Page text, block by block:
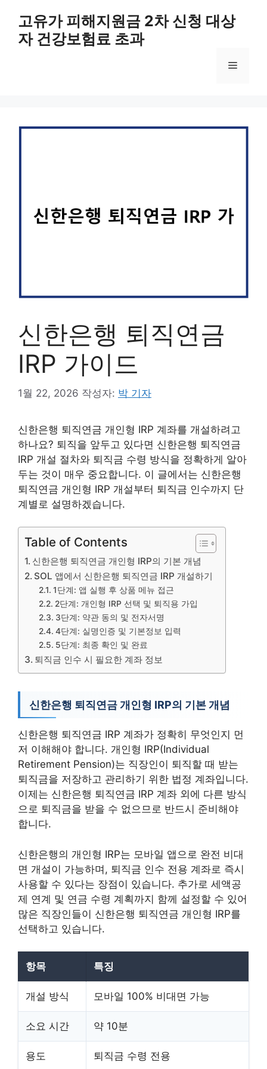
고유가 피해지원금 2차 신청 대상
자 건강보험료 초과
메
신한은행 퇴직연금
IRP 가이드
1월 22, 2026 작성자: 박 기자
신한은행 퇴직연금 개인형 IRP 계좌를 개설하려고
하나요? 퇴직을 앞두고 있다면 신한은행 퇴직연금
IRP 개설 절차와 퇴직금 수령 방식을 정확하게 알아
두는 것이 매우 중요합니다. 이 글에서는 신한은행
퇴직연금 개인형 IRP 개설부터 퇴직금 인수까지 단
계별로 설명하겠습니다.
Table of Contents
신한은행 퇴직연금 개인형 IRP의 기본 개념
SOL 앱에서 신한은행 퇴직연금 IRP 개설하기
1단계: 앱 실행 후 상품 메뉴 접근
2단계: 개인형 IRP 선택 및 퇴직용 가입
3단계: 약관 동의 및 전자서명
4단계: 실명인증 및 기본정보 입력
5단계: 최종 확인 및 완료
퇴직금 인수 시 필요한 계좌 정보
신한은행 퇴직연금 개인형 IRP의 기본 개념
신한은행 퇴직연금 IRP 계좌가 정확히 무엇인지 먼
저 이해해야 합니다. 개인형 IRP(Individual
Retirement Pension)는 직장인이 퇴직할 때 받는
퇴직금을 저장하고 관리하기 위한 법정 계좌입니다.
이제는 신한은행 퇴직연금 IRP 계좌 외에 다른 방식
으로 퇴직금을 받을 수 없으므로 반드시 준비해야
합니다.
신한은행의 개인형 IRP는 모바일 앱으로 완전 비대
면 개설이 가능하며, 퇴직금 인수 전용 계좌로 즉시
사용할 수 있다는 장점이 있습니다. 추가로 세액공
제 연계 및 연금 수령 계획까지 함께 설정할 수 있어
많은 직장인들이 신한은행 퇴직연금 개인형 IRP를
선택하고 있습니다.
항목 특징
개설 방식 모바일 100% 비대면 가능
소요 시간 약 10분
용도 퇴직금 수령 전용